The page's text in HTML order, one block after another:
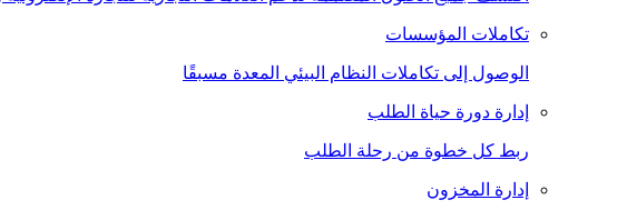
تكاملات المؤسسات
الوصول إلى تكاملات النظام البيئي المعدة مسبقًا
إدارة دورة حياة الطلب
ربط كل خطوة من رحلة الطلب
إدارة المخزون